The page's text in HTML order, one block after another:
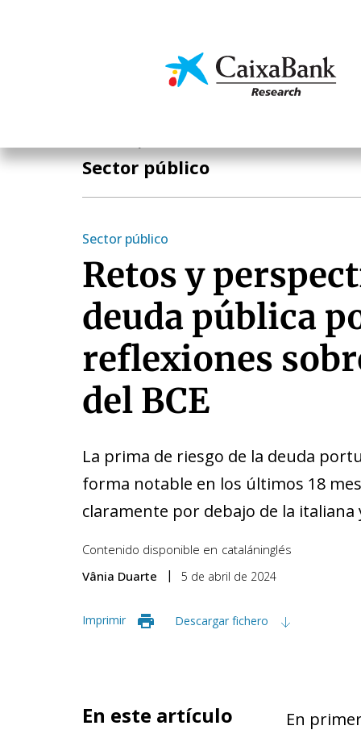
Economía y mercados
Sector público
Sector público
Retos y
deuda pública
reflexiones
del BCE
La prima de riesgo de la deuda
forma notable en los últimos 18
claramente por debajo de la italiana
Contenido disponible en cataláninglés
Vânia Duarte
5 de abril de 2024
Imprimir Descargar fichero
En este artículo
En